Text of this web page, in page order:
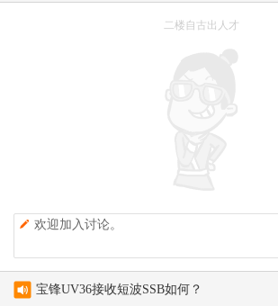
新人报到 请求激活 字母改为大写
二楼自古出人才
欢迎加入讨论。
宝锋UV36接收短波SSB如何？